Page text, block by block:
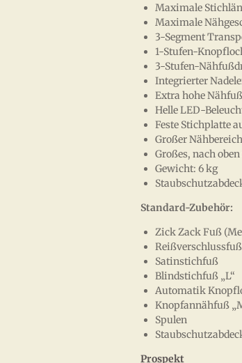
Maximale
Maximale
3-Segment
1-Stufen-
3-Stufen-
Integrierter
Extra hohe
Helle LED-
Feste Stichplatte
Großer Nähbereich
Großes, nach
Gewicht: 6 kg
Standard-Zubehör:
Zick Zack Fuß
Reißverschlussfuß
Satinstichfuß
Blindstichfuß „L“
Automatik
Knopfannähfuß
Spulen
Prospekt